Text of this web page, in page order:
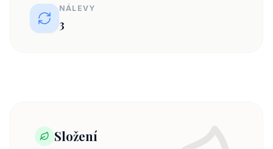
NÁLEVY
3
Složení